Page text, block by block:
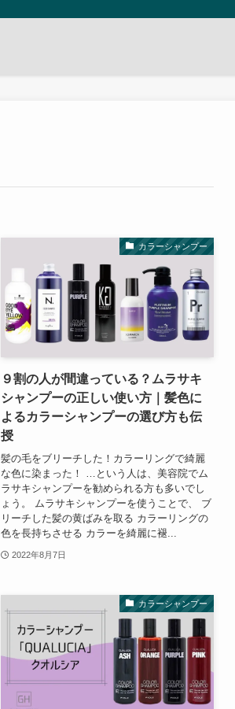
カラーシャンプー
９割の人が間違っている？ムラサキ
シャンプーの正しい使い方｜髪色に
よるカラーシャンプーの選び方も伝
授
髪の毛をブリーチした！カラーリングで綺麗
な色に染まった！ …という人は、美容院でム
ラサキシャンプーを勧められる方も多いでし
ょう。 ムラサキシャンプーを使うことで、 ブ
リーチした髪の黄ばみを取る カラーリングの
色を長持ちさせる カラーを綺麗に褪...
2022年8月7日
カラーシャンプー